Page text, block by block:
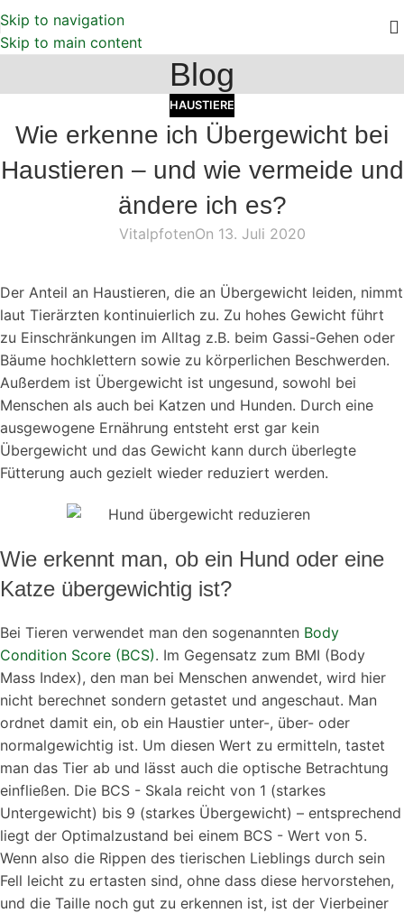
Skip to navigation
Skip to main content
Blog
HAUSTIERE
Wie erkenne ich Übergewicht bei
Haustieren – und wie vermeide und
ändere ich es?
VitalpfotenOn 13. Juli 2020
Der Anteil an Haustieren, die an Übergewicht leiden, nimmt
laut Tierärzten kontinuierlich zu. Zu hohes Gewicht führt
zu Einschränkungen im Alltag z.B. beim Gassi-Gehen oder
Bäume hochklettern sowie zu körperlichen Beschwerden.
Außerdem ist Übergewicht ist ungesund, sowohl bei
Menschen als auch bei Katzen und Hunden. Durch eine
ausgewogene Ernährung entsteht erst gar kein
Übergewicht und das Gewicht kann durch überlegte
Fütterung auch gezielt wieder reduziert werden.
Wie erkennt man, ob ein Hund oder eine
Katze übergewichtig ist?
Bei Tieren verwendet man den sogenannten Body
Condition Score (BCS). Im Gegensatz zum BMI (Body
Mass Index), den man bei Menschen anwendet, wird hier
nicht berechnet sondern getastet und angeschaut. Man
ordnet damit ein, ob ein Haustier unter-, über- oder
normalgewichtig ist. Um diesen Wert zu ermitteln, tastet
man das Tier ab und lässt auch die optische Betrachtung
einfließen. Die BCS - Skala reicht von 1 (starkes
Untergewicht) bis 9 (starkes Übergewicht) – entsprechend
liegt der Optimalzustand bei einem BCS - Wert von 5.
Wenn also die Rippen des tierischen Lieblings durch sein
Fell leicht zu ertasten sind, ohne dass diese hervorstehen,
und die Taille noch gut zu erkennen ist, ist der Vierbeiner